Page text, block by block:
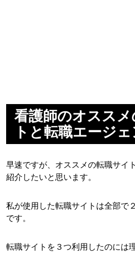
看護師のオススメ
トと転職エージ
早速ですが、オススメの転職サイ
紹介したいと思います。
私が使用した転職サイトは全部で
です。
転職サイトを３つ利用したのには